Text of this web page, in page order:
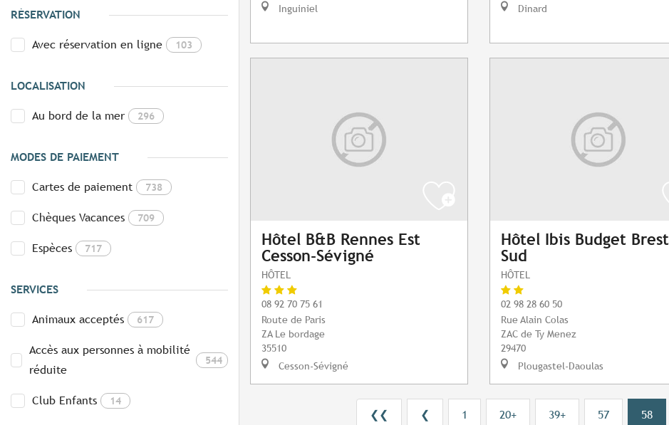
RÉSERVATION
Avec réservation en ligne 103
LOCALISATION
Au bord de la mer 296
MODES DE PAIEMENT
Cartes de paiement 738
Chèques Vacances 709
Espèces 717
SERVICES
Animaux acceptés 617
Accès aux personnes à mobilité
réduite
544
Club Enfants 14
Inguiniel
Dinard
Hôtel B&B Rennes Est
Cesson-Sévigné
HÔTEL
08 92 70 75 61
Route de Paris
ZA Le bordage
35510
Cesson-Sévigné
Hôtel Ibis Budget Brest
Sud
HÔTEL
02 98 28 60 50
Rue Alain Colas
ZAC de Ty Menez
29470
Plougastel-Daoulas
❮❮ ❮ 1 20+ 39+ 57 58